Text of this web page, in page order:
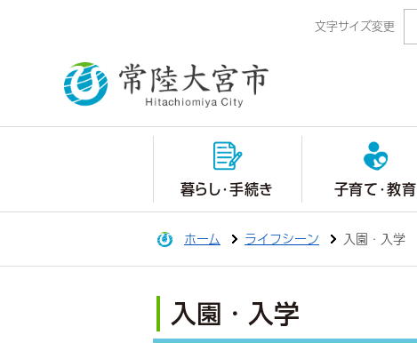
文字サイズ変更
暮らし・手続き 子育て・教育
ホーム ライフシーン 入園・入学
入園・入学